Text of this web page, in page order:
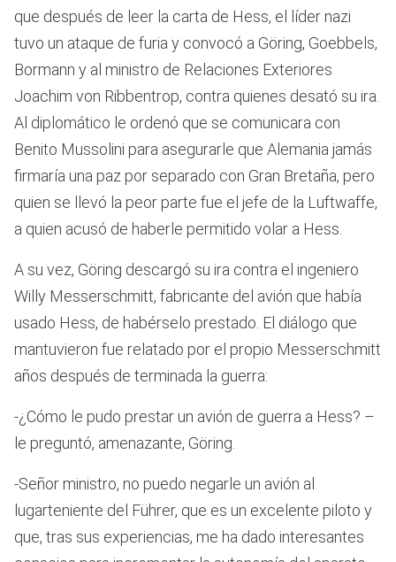
que después de leer la carta de Hess, el líder nazi
tuvo un ataque de furia y convocó a Göring, Goebbels,
Bormann y al ministro de Relaciones Exteriores
Joachim von Ribbentrop, contra quienes desató su ira.
Al diplomático le ordenó que se comunicara con
Benito Mussolini para asegurarle que Alemania jamás
firmaría una paz por separado con Gran Bretaña, pero
quien se llevó la peor parte fue el jefe de la Luftwaffe,
a quien acusó de haberle permitido volar a Hess.
A su vez, Göring descargó su ira contra el ingeniero
Willy Messerschmitt, fabricante del avión que había
usado Hess, de habérselo prestado. El diálogo que
mantuvieron fue relatado por el propio Messerschmitt
años después de terminada la guerra:
-¿Cómo le pudo prestar un avión de guerra a Hess? –
le preguntó, amenazante, Göring.
-Señor ministro, no puedo negarle un avión al
lugarteniente del Führer, que es un excelente piloto y
que, tras sus experiencias, me ha dado interesantes